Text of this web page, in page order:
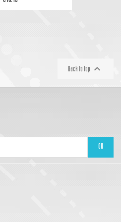
Back to top 